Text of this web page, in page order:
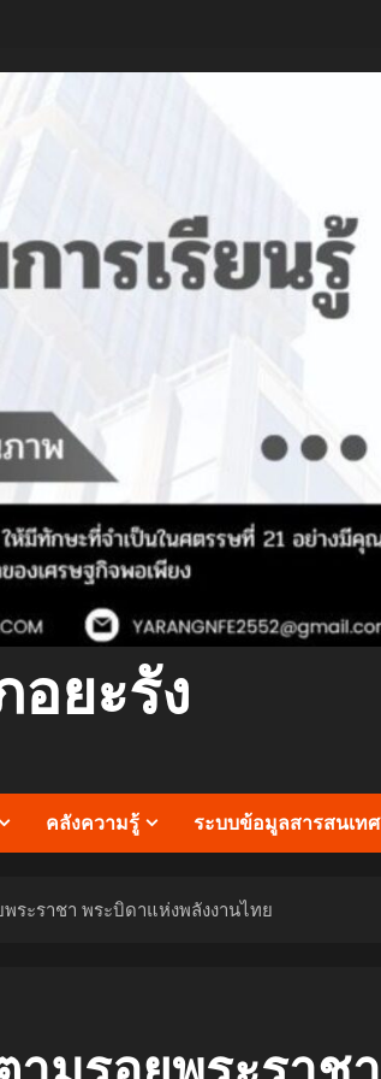
อยะรัง
คลังความรู้ ระบบข้อมูลสารสนเทศ
ระราชา พระบิดาแห่งพลังงานไทย